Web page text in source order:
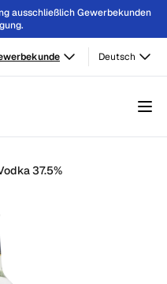
ausschließlich Gewerbekunden
Deutsch
37.5%